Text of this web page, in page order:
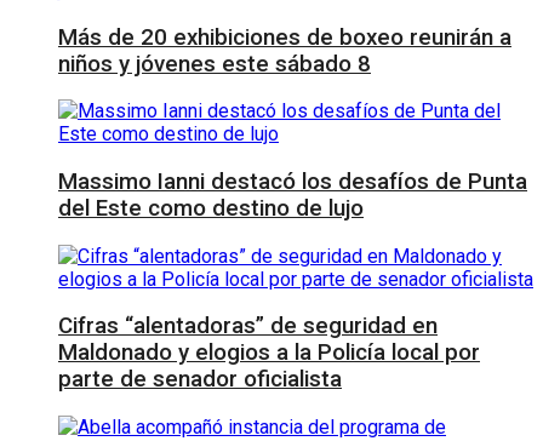
Más de 20 exhibiciones de boxeo reunirán a
niños y jóvenes este sábado 8
Massimo Ianni destacó los desafíos de Punta
del Este como destino de lujo
Cifras “alentadoras” de seguridad en
Maldonado y elogios a la Policía local por
parte de senador oficialista